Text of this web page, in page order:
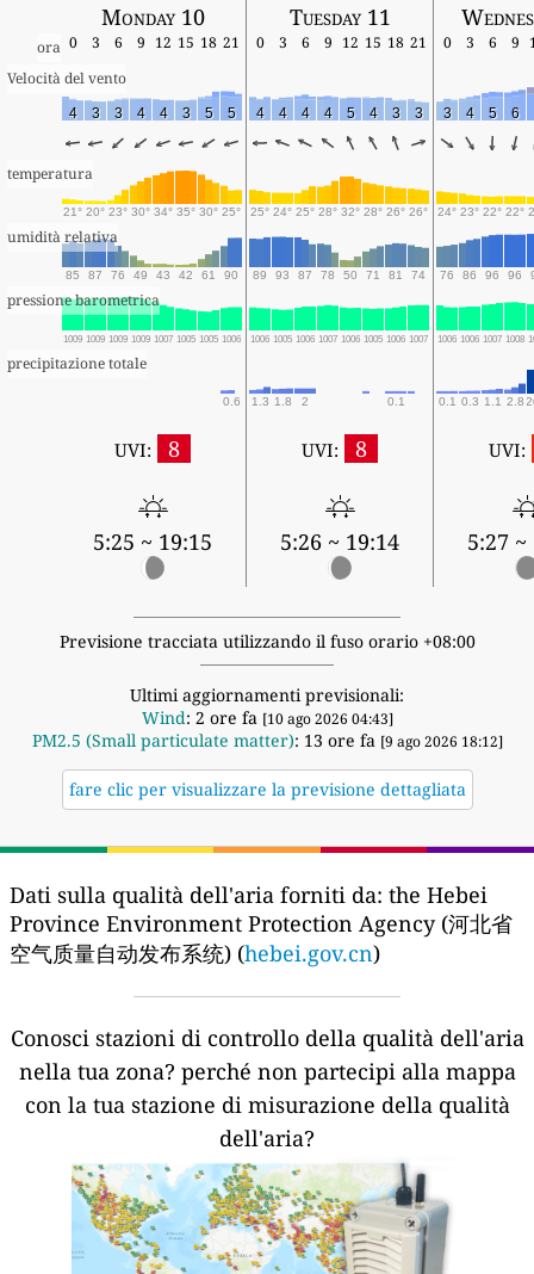
Monday 10 Tuesday 11
ora 0 3 6 9 12 15 18 21 0 3 6 9 12 15 18 21 0 3 6 9
Velocità del vento
4 3 3 4 4 3 5 5 4 4 4 4 5 4 3 3 3 4 5 6
temperatura
21° 20° 23° 30° 34° 35° 30° 25° 25° 24° 25° 28° 32° 28° 26° 26° 24° 23° 22° 22°
umidità relativa
85 87 76 49 43 42 61 90 89 93 87 78 50 71 81 74 76 86 96 96
pressione barometrica
1009 1009 1009 1009 1007 1005 1005 1006 1006 1005 1006 1007 1006 1005 1006 1007 1006 1006 1007 1008
precipitazione totale
0.6 1.3 1.8 2 0.1 0.1 0.3 1.1 2.8
UVI: 8
5:25 ~ 19:15
UVI: 8
5:26 ~ 19:14
UVI:
5:27 ~
Previsione tracciata utilizzando il fuso orario +08:00
Ultimi aggiornamenti previsionali:
Wind: 2 ore fa [10 ago 2026 04:43]
PM2.5 (Small particulate matter): 13 ore fa [9 ago 2026 18:12]
fare clic per visualizzare la previsione dettagliata
Dati sulla qualità dell'aria forniti da: the Hebei
Province Environment Protection Agency (河北省
空气质量自动发布系统) (hebei.gov.cn)
Conosci stazioni di controllo della qualità dell'aria
nella tua zona? perché non partecipi alla mappa
con la tua stazione di misurazione della qualità
dell'aria?